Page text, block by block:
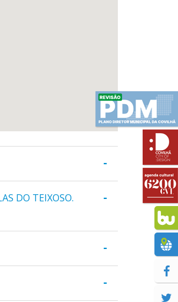
-
-
DO TEIXOSO.
-
-